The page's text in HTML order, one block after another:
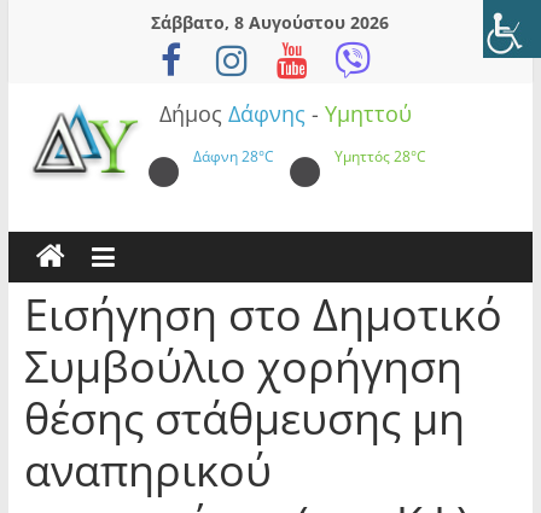
Σάββατο, 8 Αυγούστου 2026
Δήμος Δάφνης - Υμηττού
Δάφνη28°C Υμηττός28°C
Εισήγηση στο Δημοτικό
Συμβούλιο χορήγηση
θέσης στάθμευσης μη
αναπηρικού